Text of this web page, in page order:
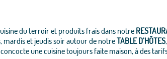
du terroir et produits frais dans notre
mardis et jeudis soir autour de notreTABLE D’HÔTES
une cuisine toujours faite maison, à des